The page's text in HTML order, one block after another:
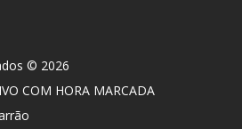
© 2026
COM HORA MARCADA